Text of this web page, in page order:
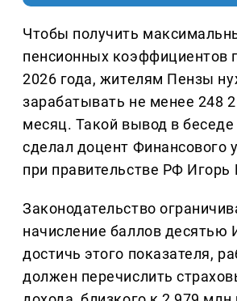
Чтобы получить
пенсионных коэффициентов
2026 года, жителям Пензы
зарабатывать не менее 248
месяц. Такой вывод в
сделал доцент Финансового
при правительстве РФ Игорь
Законодательство
начисление баллов
достичь этого показателя,
должен перечислить